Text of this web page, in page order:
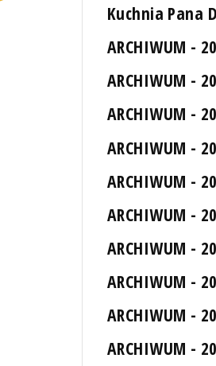
Kuchnia Pana
ARCHIWUM -
ARCHIWUM -
ARCHIWUM -
ARCHIWUM -
ARCHIWUM -
ARCHIWUM -
ARCHIWUM -
ARCHIWUM -
ARCHIWUM -
ARCHIWUM -